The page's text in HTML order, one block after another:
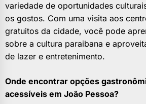
variedade de oportunidades
os gostos. Com uma visita aos
gratuitos da cidade, você pode
sobre a cultura paraibana e
de lazer e entretenimento.
Onde encontrar opções
acessíveis em João Pessoa?